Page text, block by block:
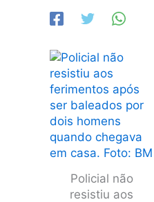
Policial não
resistiu aos